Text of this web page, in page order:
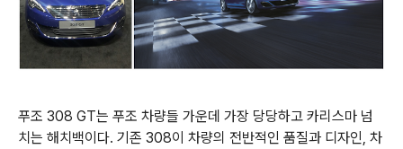
푸조 308 GT는 푸조 차량들 가운데 가장 당당하고 카리스마 넘
치는 해치백이다. 기존 308이 차량의 전반적인 품질과 디자인, 차